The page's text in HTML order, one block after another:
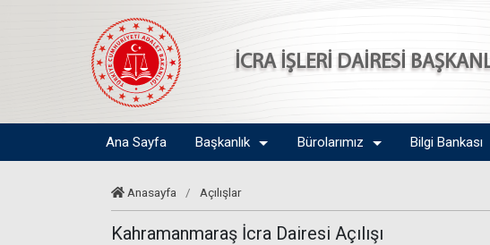
İCRA İŞLERİ DAİRESİ
Ana Sayfa Başkanlık Bürolarımız Bilgi Bankası
Anasayfa / Açılışlar
Kahramanmaraş İcra Dairesi Açılışı